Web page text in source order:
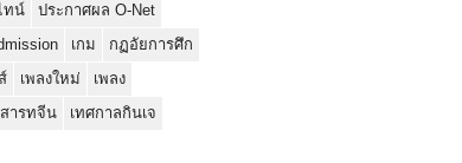
ทน์
ประกาศผล O-Net
เกม
กฏอัยการศึก
เพลงใหม่
เพลง
ารทจีน
เทศกาลกินเจ